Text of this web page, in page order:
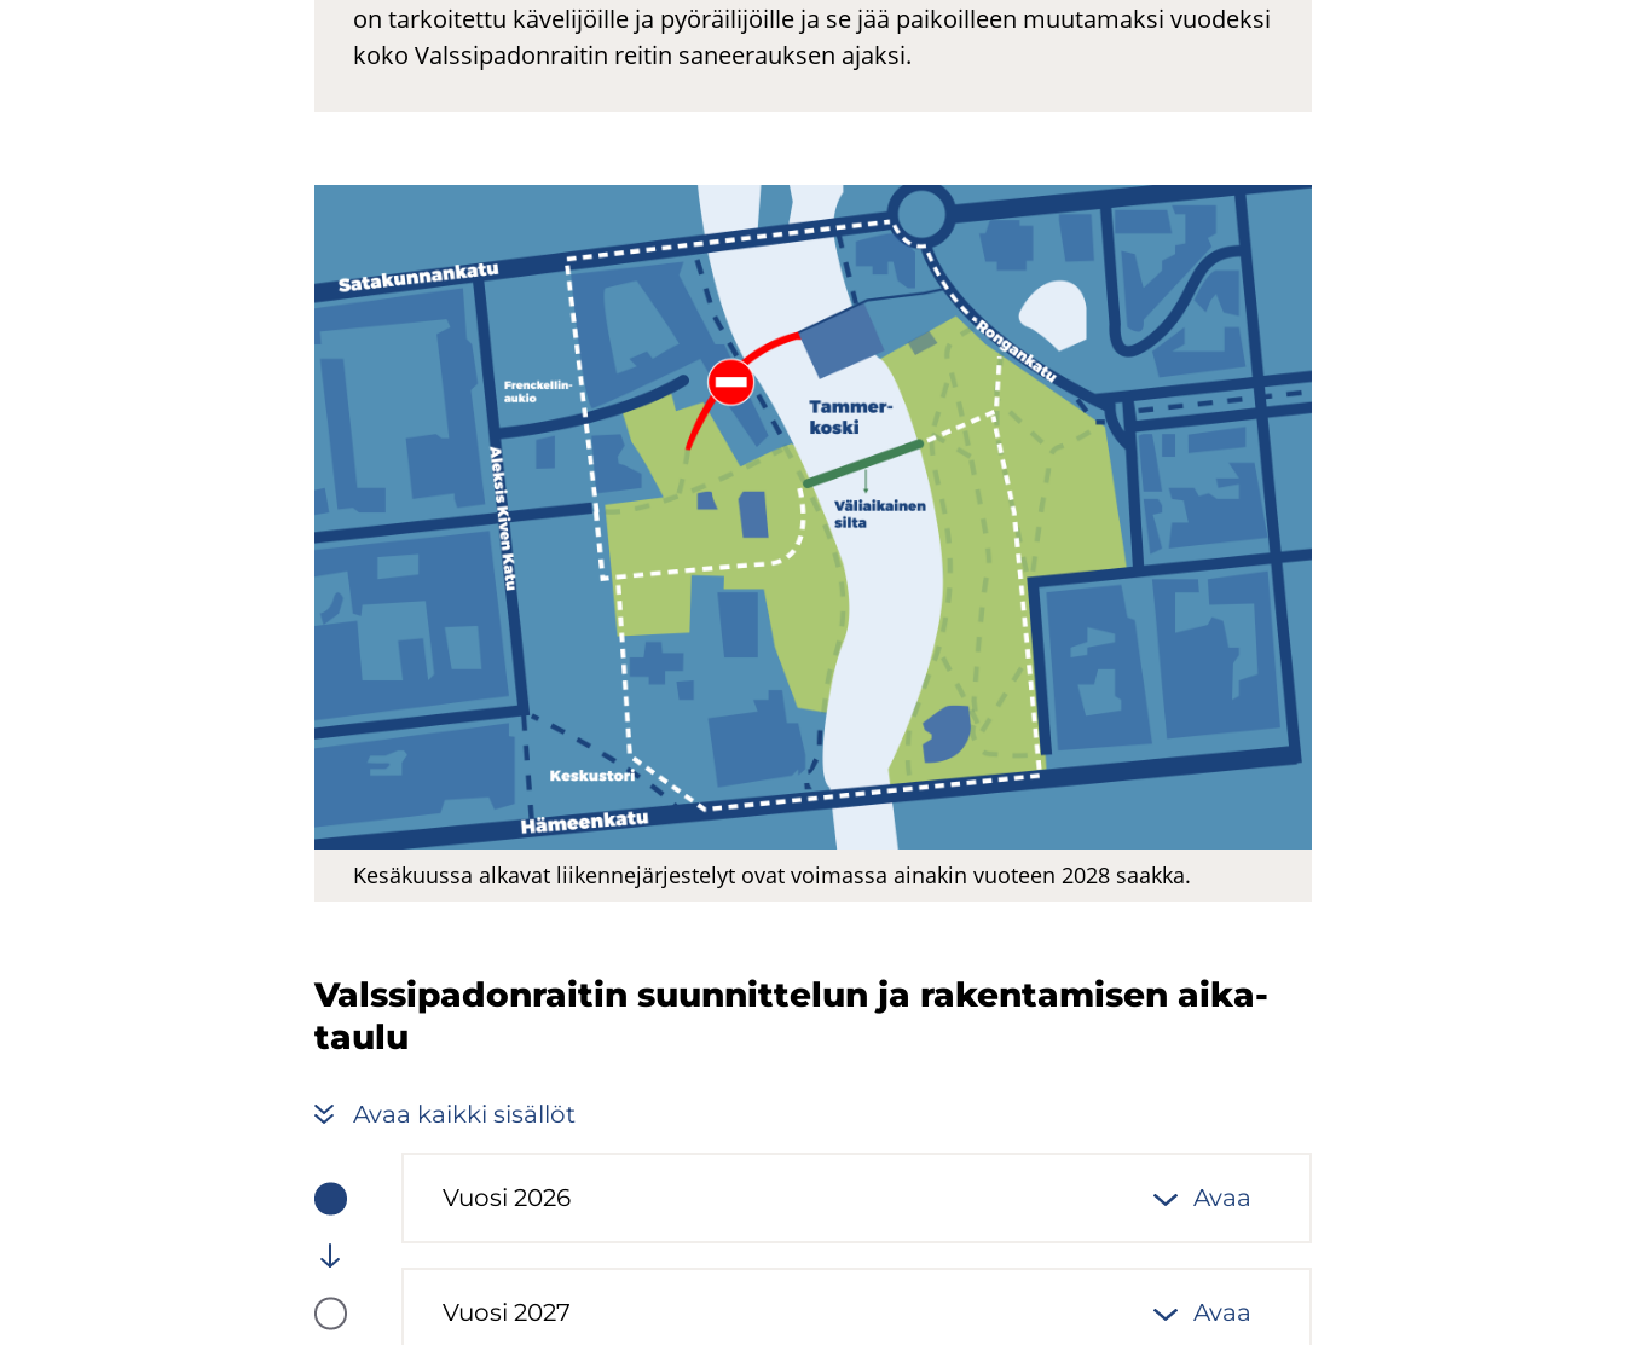
on tarkoitettu kävelijöille ja pyöräilijöille ja se jää paikoilleen muutamaksi vuodeksi
koko Valssipadonraitin reitin saneerauksen ajaksi.
Ke­sä­kuus­sa al­ka­vat lii­ken­ne­jär­jes­te­lyt ovat voi­mas­sa ai­na­kin vuo­teen 2028 saak­ka.
Vals­si­pa­don­rai­tin suun­nit­te­lun ja ra­ken­ta­mi­sen ai­ka­
tau­lu
Avaa kaik­ki si­säl­löt
Vuosi 2026
Vaiheen
Avaa
Vuosi 2027
Vaiheen
Avaa